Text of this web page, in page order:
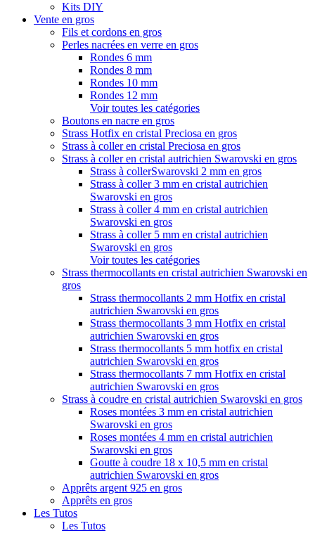
Kits DIY
Vente en gros
Fils et cordons en gros
Perles nacrées en verre en gros
Rondes 6 mm
Rondes 8 mm
Rondes 10 mm
Rondes 12 mm
Voir toutes les catégories
Boutons en nacre en gros
Strass Hotfix en cristal Preciosa en gros
Strass à coller en cristal Preciosa en gros
Strass à coller en cristal autrichien Swarovski en gros
Strass à collerSwarovski 2 mm en gros
Strass à coller 3 mm en cristal autrichien
Swarovski en gros
Strass à coller 4 mm en cristal autrichien
Swarovski en gros
Strass à coller 5 mm en cristal autrichien
Swarovski en gros
Voir toutes les catégories
Strass thermocollants en cristal autrichien Swarovski en
gros
Strass thermocollants 2 mm Hotfix en cristal
autrichien Swarovski en gros
Strass thermocollants 3 mm Hotfix en cristal
autrichien Swarovski en gros
Strass thermocollants 5 mm hotfix en cristal
autrichien Swarovski en gros
Strass thermocollants 7 mm Hotfix en cristal
autrichien Swarovski en gros
Strass à coudre en cristal autrichien Swarovski en gros
Roses montées 3 mm en cristal autrichien
Swarovski en gros
Roses montées 4 mm en cristal autrichien
Swarovski en gros
Goutte à coudre 18 x 10,5 mm en cristal
autrichien Swarovski en gros
Apprêts argent 925 en gros
Apprêts en gros
Les Tutos
Les Tutos